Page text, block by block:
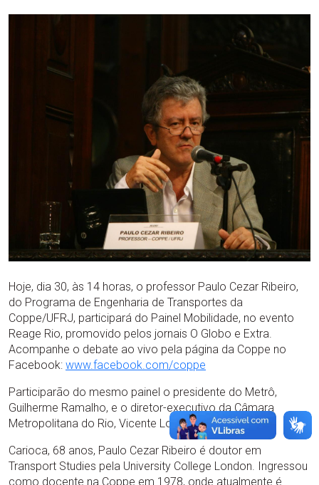
Hoje, dia 30, às 14 horas, o professor Paulo Cezar Ribeiro,
do Programa de Engenharia de Transportes da
Coppe/UFRJ, participará do Painel Mobilidade, no evento
Reage Rio, promovido pelos jornais O Globo e Extra.
Acompanhe o debate ao vivo pela página da Coppe no
Facebook: www.facebook.com/coppe
Participarão do mesmo painel o presidente do Metrô,
Guilherme Ramalho, e o diretor-executivo da Câmara
Metropolitana do Rio, Vicente Loureiro.
Carioca, 68 anos, Paulo Cezar Ribeiro é doutor em
Transport Studies pela University College London. Ingressou
como docente na Coppe em 1978, onde atualmente é